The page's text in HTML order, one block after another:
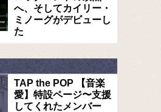
へ、そしてカイリー・
ミノーグがデビューし
た
TAP the POP 【音楽
愛】特設ページ〜支援
してくれたメンバー